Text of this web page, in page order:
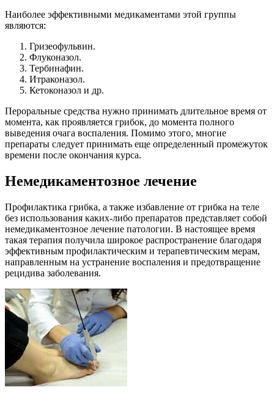
Наиболее эффективными медикаментами этой группы
являются:
Гризеофульвин.
Флуконазол.
Тербинафин.
Итраконазол.
Кетоконазол и др.
Пероральные средства нужно принимать длительное время от
момента, как проявляется грибок, до момента полного
выведения очага воспаления. Помимо этого, многие
препараты следует принимать еще определенный промежуток
времени после окончания курса.
Немедикаментозное лечение
Профилактика грибка, а также избавление от грибка на теле
без использования каких-либо препаратов представляет собой
немедикаментозное лечение патологии. В настоящее время
такая терапия получила широкое распространение благодаря
эффективным профилактическим и терапевтическим мерам,
направленным на устранение воспаления и предотвращение
рецидива заболевания.